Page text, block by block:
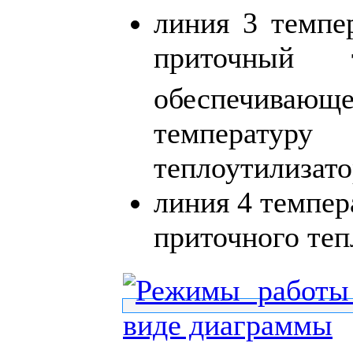
линия 3
приточный
линия 4
приточного